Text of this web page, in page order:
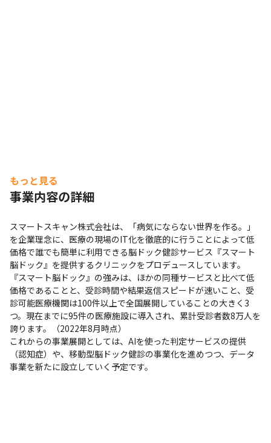
もっと見る
事業内容の詳細
スマートスキャン株式会社は、「病気にならない世界を作る。」
を企業理念に、医療の現場のIT化を徹底的に行うことによって低
価格で誰でも簡単に利用できる脳ドック健診サービス『スマート
脳ドック』を提供するクリニックをプロデュースしています。
『スマート脳ドック』の強みは、ほかの同種サービスと比べて低
価格であることと、受診時間や結果返信スピードが速いこと、受
診可能医療機関は100件以上で全国展開していることの大きく3
つ。現在までに95件の医療施設に導入され、累計受診者数8万人を
誇ります。（2022年8月時点）
これからの事業展開としては、AIを使った判定サービスの提供
（認知症）や、移動型脳ドック健診の事業化を進めつつ、データ
事業を新たに設立していく予定です。